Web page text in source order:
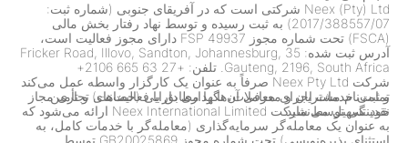
Neex (Pty) Ltd شرکتی است که در آفریقای جنوبی (شماره ثبت:
2017/388557/07) به ثبت رسیده و توسط نهاد رفتار بخش مالی
(FSCA) تحت شماره مجوز FSP 49937 دارای مجوز فعالیت است،
آدرس ثبت شده: 35 Fricker Road, Illovo, Sandton, Johannesburg,
Gauteng, 2196, South Africa. تلفن: +27 63 665 2106+
شرکت Neex Pty Ltd صرفاً به عنوان یک کارگزار واسطه عمل می‌کند
و ثبت‌نام مشتریان و معرفی آن‌ها را مطابق با فعالیت‌های تجاری مجاز
خود تسهیل می‌نماید.
تمامی خدمات اجرای معاملات، نگهداری دارایی (حضانت) و تأمین
نقدینگی توسط شرکت Neex International Limited ارائه می‌شود که
به عنوان یک معامله‌گر سرمایه‌گذاری (معامله‌گر با خدمات کامل، به
استثنای پذیره‌نویسی) تحت شماره مجوز GB20025869 توسط